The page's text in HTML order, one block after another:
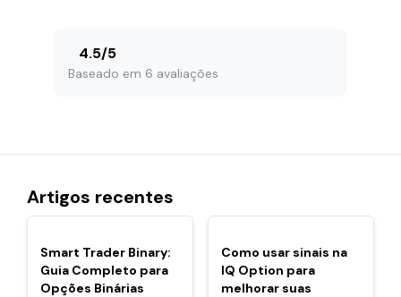
4.5/5
Baseado em 6 avaliações
Artigos recentes
POPULARES
Smart Trader Binary:
Guia Completo para
Opções Binárias
POPULARES
Como usar sinais na
IQ Option para
melhorar suas